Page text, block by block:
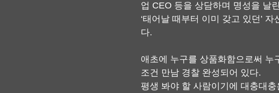
업 CEO 등을 상담하며 명성을 날
‘태어날 때부터 이미 갖고 있던’
다.
애초에 누구를 상품화함으로써 누
조건 만남 경찰 완성되어 있다.
평생 봐야 할 사람이기에 대충대